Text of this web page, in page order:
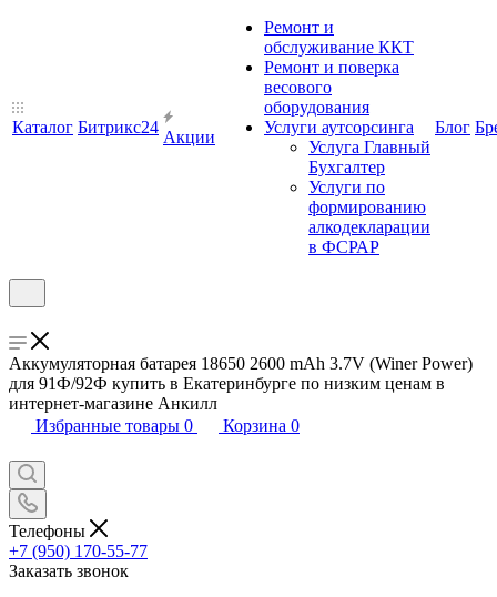
Каталог Битрикс24
Акции
Ремонт и
обслуживание ККТ
Ремонт и поверка
весового
оборудования
Услуги аутсорсинга
Услуга Главный
Бухгалтер
Услуги по
формированию
алкодекларации
в ФСРАР
Блог
Аккумуляторная батарея 18650 2600 mAh 3.7V (Winer Power)
для 91Ф/92Ф купить в Екатеринбурге по низким ценам в
интернет-магазине Анкилл
Избранные товары 0 Корзина 0
Телефоны
+7 (950) 170-55-77
Заказать звонок